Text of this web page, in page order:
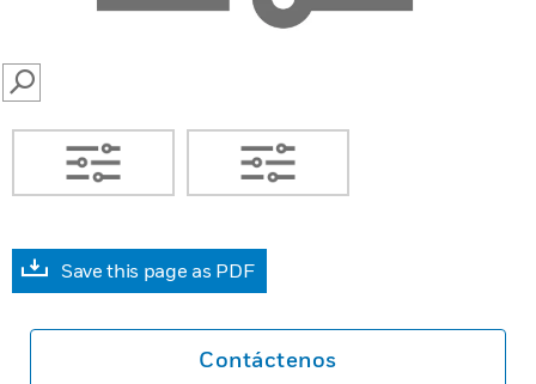
SEARCH
Save this page as PDF
Contáctenos